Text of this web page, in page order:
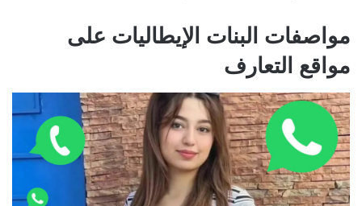
مواصفات البنات الإيطاليات على
مواقع التعارف